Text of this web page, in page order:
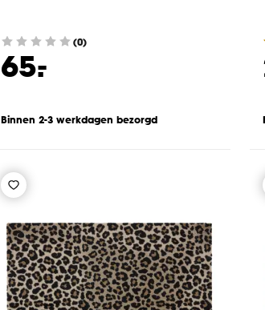
(0)
65.
-
Binnen 2-3 werkdagen bezorgd